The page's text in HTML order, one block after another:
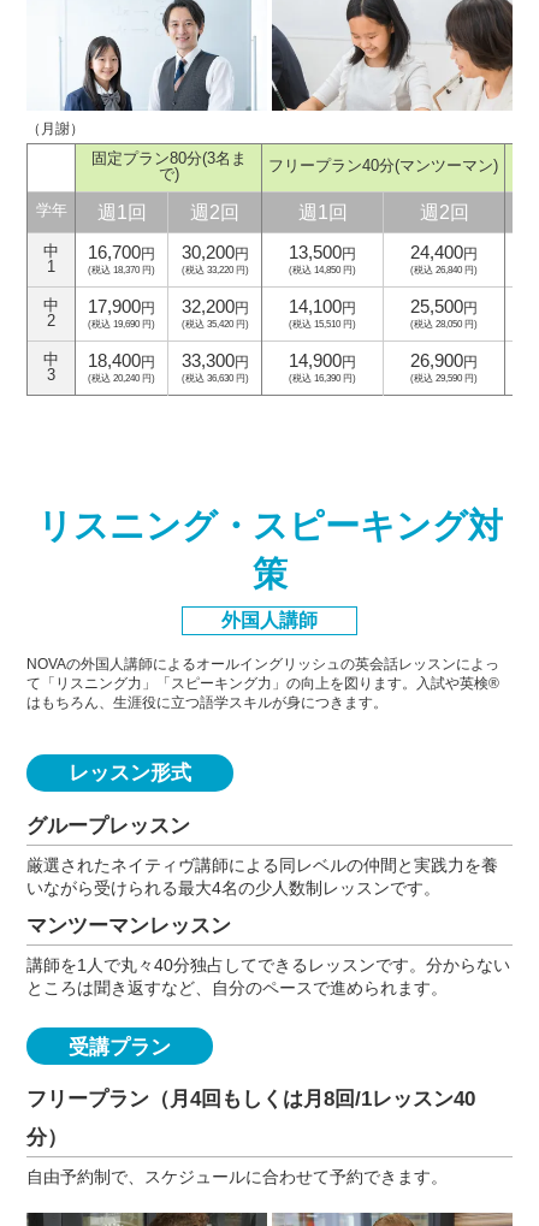
（月謝）
固定プラン80分(3名ま
で)
フリープラン40分(マンツーマン)
学年 週1回 週2回 週1回 週2回
中
1
16,700円
(税込 18,370 円)
30,200円
(税込 33,220 円)
13,500円
(税込 14,850 円)
24,400円
(税込 26,840 円)
中
2
17,900円
(税込 19,690 円)
32,200円
(税込 35,420 円)
14,100円
(税込 15,510 円)
25,500円
(税込 28,050 円)
中
3
18,400円
(税込 20,240 円)
33,300円
(税込 36,630 円)
14,900円
(税込 16,390 円)
26,900円
(税込 29,590 円)
リスニング・スピーキング対
策
外国人講師
NOVAの外国人講師によるオールイングリッシュの英会話レッスンによっ
て「リスニング力」「スピーキング力」の向上を図ります。入試や英検®
はもちろん、生涯役に立つ語学スキルが身につきます。
レッスン形式
グループレッスン
厳選されたネイティヴ講師による同レベルの仲間と実践力を養
いながら受けられる最大4名の少人数制レッスンです。
マンツーマンレッスン
講師を1人で丸々40分独占してできるレッスンです。分からない
ところは聞き返すなど、自分のペースで進められます。
受講プラン
フリープラン（月4回もしくは月8回/1レッスン40
分）
自由予約制で、スケジュールに合わせて予約できます。